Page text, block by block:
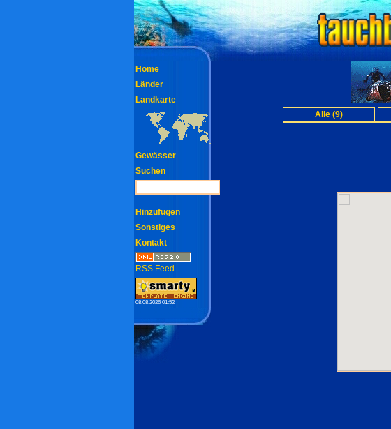
Alle (9)
Home
Länder
Landkarte
Gewässer
Suchen
Hinzufügen
Sonstiges
Kontakt
RSS Feed
08.08.2026 01:52